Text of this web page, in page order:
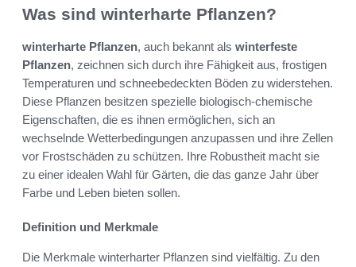
Was sind winterharte Pflanzen?
winterharte Pflanzen, auch bekannt als winterfeste
Pflanzen, zeichnen sich durch ihre Fähigkeit aus, frostigen
Temperaturen und schneebedeckten Böden zu widerstehen.
Diese Pflanzen besitzen spezielle biologisch-chemische
Eigenschaften, die es ihnen ermöglichen, sich an
wechselnde Wetterbedingungen anzupassen und ihre Zellen
vor Frostschäden zu schützen. Ihre Robustheit macht sie
zu einer idealen Wahl für Gärten, die das ganze Jahr über
Farbe und Leben bieten sollen.
Definition und Merkmale
Die Merkmale winterharter Pflanzen sind vielfältig. Zu den